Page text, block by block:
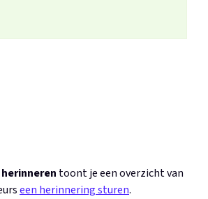
herinneren toont je een overzicht van
een herinnering sturen.